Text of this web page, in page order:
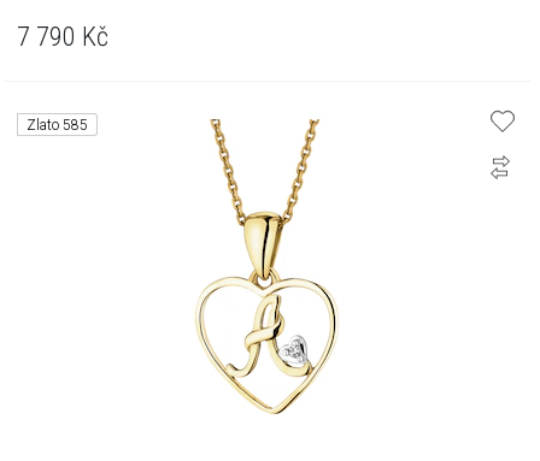
7 790 Kč
Zlato 585